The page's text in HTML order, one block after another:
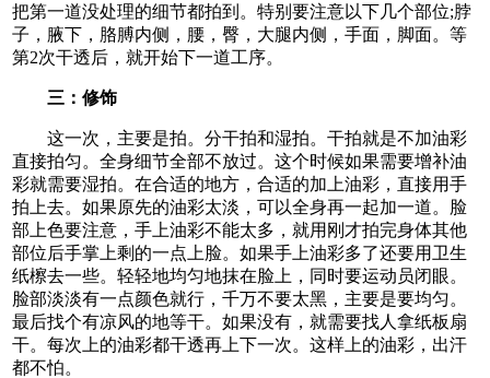
把第一道没处理的细节都拍到。特别要注意以下几个部位;脖
子，腋下，胳膊内侧，腰，臀，大腿内侧，手面，脚面。等
第2次干透后，就开始下一道工序。
三：修饰
这一次，主要是拍。分干拍和湿拍。干拍就是不加油彩
直接拍匀。全身细节全部不放过。这个时候如果需要增补油
彩就需要湿拍。在合适的地方，合适的加上油彩，直接用手
拍上去。如果原先的油彩太淡，可以全身再一起加一道。脸
部上色要注意，手上油彩不能太多，就用刚才拍完身体其他
部位后手掌上剩的一点上脸。如果手上油彩多了还要用卫生
纸檫去一些。轻轻地均匀地抹在脸上，同时要运动员闭眼。
脸部淡淡有一点颜色就行，千万不要太黑，主要是要均匀。
最后找个有凉风的地等干。如果没有，就需要找人拿纸板扇
干。每次上的油彩都干透再上下一次。这样上的油彩，出汗
都不怕。